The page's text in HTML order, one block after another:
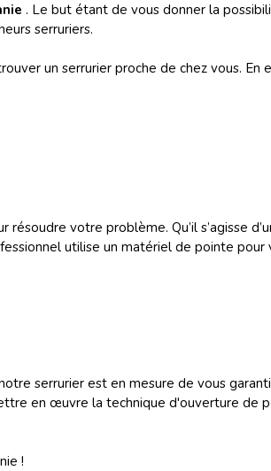
. Le but étant de vous donner la
serruriers.
un serrurier proche de chez vous.
votre problème. Qu’il s’agisse
utilise un matériel de pointe pour
serrurier est en mesure de vous
en œuvre la technique d'ouverture de
!